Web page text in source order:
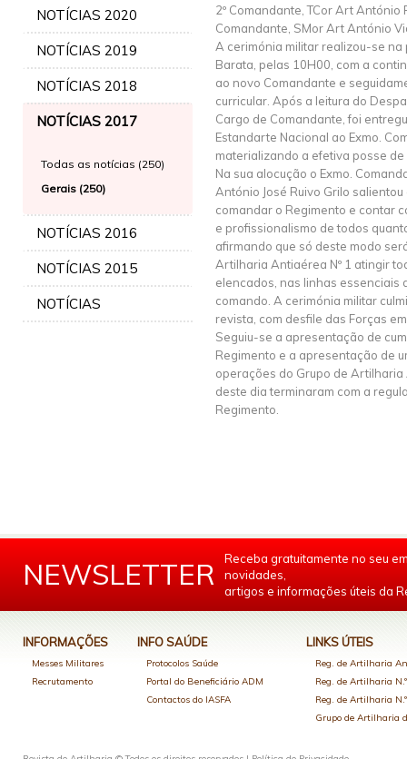
NOTÍCIAS 2020
NOTÍCIAS 2019
NOTÍCIAS 2018
NOTÍCIAS 2017
Todas as notícias (250)
Gerais (250)
NOTÍCIAS 2016
NOTÍCIAS 2015
NOTÍCIAS
2º Comandante, TCor Art
Comandante, SMor Art António
A cerimónia militar realizou-se
Barata, pelas 10H00, com a
ao novo Comandante e
curricular. Após a leitura do
Cargo de Comandante, foi
Estandarte Nacional ao Exmo.
materializando a efetiva posse
Na sua alocução o Exmo.
António José Ruivo Grilo
comandar o Regimento e contar
e profissionalismo de todos
afirmando que só deste modo
Artilharia Antiaérea Nº 1 atingir
elencados, nas linhas essenciais
comando. A cerimónia militar
revista, com desfile das Forças
Seguiu-se a apresentação de
Regimento e a apresentação de
operações do Grupo de
deste dia terminaram com a
Regimento.
NEWSLETTER
Receba gratuitamente no seu
novidades,
artigos e informações úteis da
INFORMAÇÕES
Messes Militares
Recrutamento
INFO SAÚDE
Protocolos Saúde
Portal do Beneficiário ADM
Contactos do IASFA
LINKS ÚTEIS
Reg. de Artilharia
Reg. de Artilharia
Reg. de Artilharia
Grupo de Artilharia